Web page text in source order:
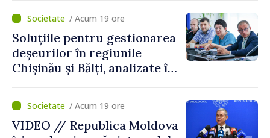
/ Acum 19 ore
Soluțiile pentru gestionarea
deșeurilor în regiunile
Chișinău și Bălți, analizate în
/ Acum 19 ore
VIDEO // Republica Moldova